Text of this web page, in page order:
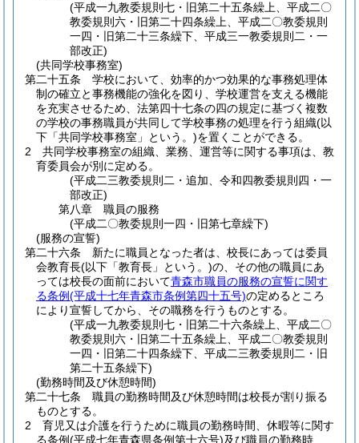
(平成一九教委規則七・旧第二十五条繰上、平成二〇
教委規則六・旧第二十四条繰上、平成二〇教委規則
一四・旧第二十三条繰下、平成三一教委規則二・一
部改正)
(共同学校事務室)
第二十五条
学校において、効率的かつ効果的な事務処理体
制の確立と事務機能の強化を図り、学校運営を支える機能
を充実させるため、法第四十七条の四の規定に基づく複数
の学校の事務職員が共同して学校事務の処理を行う組織(以
下「共同学校事務室」という。)を置くことができる。
2
共同学校事務室の組織、業務、運営等に関する事項は、教
育委員会が別に定める。
(平成二三教委規則二・追加、令和四教委規則四・一
部改正)
第八章
職員の服務
(平成二〇教委規則一四・旧第七章繰下)
(服務の宣誓)
第二十六条
新たに職員となった者は、校長にあっては委員
会教育長(以下「教育長」という。)の、その他の職員にあ
っては校長の面前において青森市職員の服務の宣誓に関す
る条例(平成十七年青森市条例第四十五号)の定めるところ
により宣誓してから、その職務を行うものとする。
(平成一九教委規則七・旧第二十六条繰上、平成二〇
教委規則六・旧第二十五条繰上、平成二〇教委規則
一四・旧第二十四条繰下、平成二三教委規則二・旧
第二十五条繰下)
(勤務時間及び休憩時間)
第二十七条
職員の勤務時間及び休憩時間は校長が割り振る
ものとする。
2
育児又は介護を行うために職員の勤務時間、休暇等に関す
る条例(平成七年青森県条例第十六号)及び職員の勤務時